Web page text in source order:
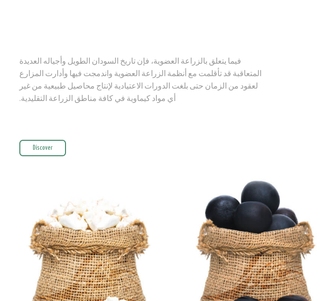
فيما يتعلق بالزراعة العضوية، فإن تاريخ السودان الطويل وأجياله العديدة
المتعاقبة قد تأقلمت مع أنظمة الزراعة العضوية واندمجت فيها وأدارت المزارع
لعقود من الزمان حتى بلغت الدورات الاعتيادية لإنتاج محاصيل طبيعية من غير
أي مواد كيماوية في كافة مناطق الزراعة التقليدية.
Discover